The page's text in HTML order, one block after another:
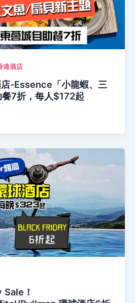
港酒店
-Essence「小龍蝦、三
7折，每人$172起
！